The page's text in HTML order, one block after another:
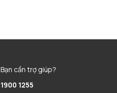
Bạn cần trợ giúp?
1900 1255